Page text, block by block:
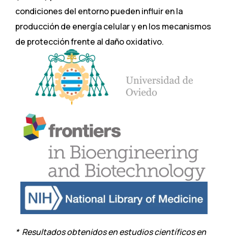
condiciones del entorno pueden influir en la
producción de energía celular y en los mecanismos
de protección frente al daño oxidativo.
* Resultados obtenidos en estudios científicos en